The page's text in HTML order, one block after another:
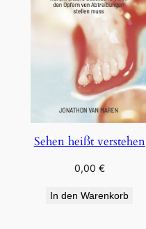
Sehen heißt verstehen
0,00 €
In den Warenkorb